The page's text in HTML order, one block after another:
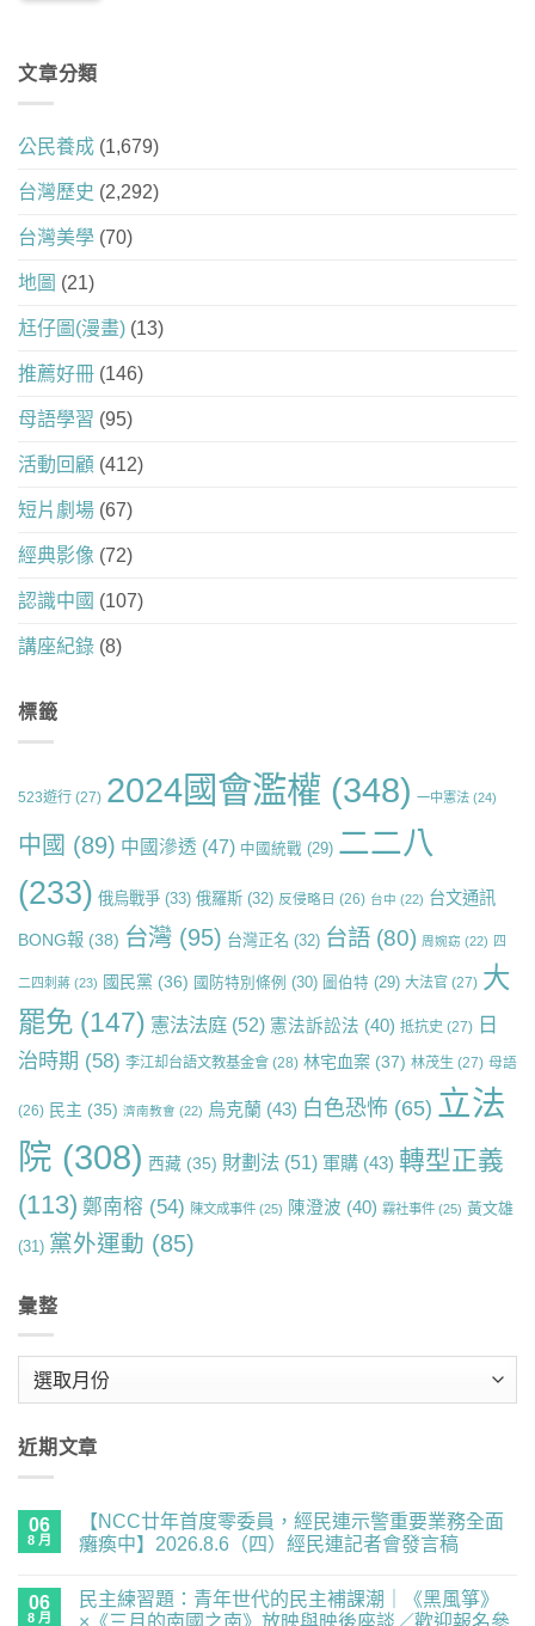
文章分類
公民養成 (1,679)
台灣歷史 (2,292)
台灣美學 (70)
地圖 (21)
尪仔圖(漫畫) (13)
推薦好冊 (146)
母語學習 (95)
活動回顧 (412)
短片劇場 (67)
經典影像 (72)
認識中國 (107)
講座紀錄 (8)
標籤
523遊行 (27) 2024國會濫權 (348) 一中憲法 (24)
中國 (89) 中國滲透 (47) 中國統戰 (29) 二二八
(233) 俄烏戰爭 (33) 俄羅斯 (32) 反侵略日 (26) 台中 (22) 台文通訊
BONG報 (38) 台灣 (95) 台灣正名 (32) 台語 (80) 周婉窈 (22) 四
二四刺蔣 (23) 國民黨 (36) 國防特別條例 (30) 圖伯特 (29) 大法官 (27) 大
罷免 (147) 憲法法庭 (52) 憲法訴訟法 (40) 抵抗史 (27) 日
治時期 (58) 李江却台語文教基金會 (28) 林宅血案 (37) 林茂生 (27) 母語
(26) 民主 (35) 濟南教會 (22) 烏克蘭 (43) 白色恐怖 (65) 立法
院 (308) 西藏 (35) 財劃法 (51) 軍購 (43) 轉型正義
(113) 鄭南榕 (54) 陳文成事件 (25) 陳澄波 (40) 霧社事件 (25) 黃文雄
(31) 黨外運動 (85)
彙整
近期文章
06
8 月
【NCC廿年首度零委員，經民連示警重要業務全面
癱瘓中】2026.8.6（四）經民連記者會發言稿
廿
留
言
06
8 月
民主練習題：青年世代的民主補課潮｜《黑風箏》
×《三月的南國之南》放映與映後座談／歡迎報名參